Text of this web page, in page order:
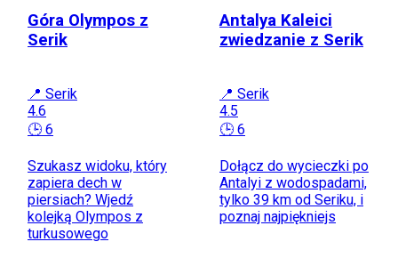
Góra Olympos z
Serik
📍 Serik
4.6
🕒 6
Szukasz widoku, który
zapiera dech w
piersiach? Wjedź
kolejką Olympos z
turkusowego
Antalya Kaleici
zwiedzanie z Serik
📍 Serik
4.5
🕒 6
Dołącz do wycieczki po
Antalyi z wodospadami,
tylko 39 km od Seriku, i
poznaj najpiękniejs